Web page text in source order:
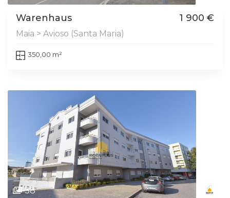
Warenhaus 1 900 €
Maia > Avioso (Santa Maria)
350,00 m²
38